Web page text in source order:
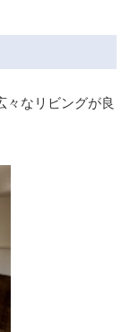
々なリビングが良